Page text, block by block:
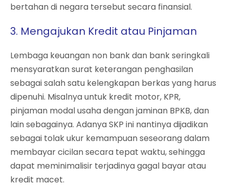
bertahan di negara tersebut secara finansial.
3. Mengajukan Kredit atau Pinjaman
Lembaga keuangan non bank dan bank seringkali
mensyaratkan surat keterangan penghasilan
sebagai salah satu kelengkapan berkas yang harus
dipenuhi. Misalnya untuk kredit motor, KPR,
pinjaman modal usaha dengan jaminan BPKB, dan
lain sebagainya. Adanya SKP ini nantinya dijadikan
sebagai tolak ukur kemampuan seseorang dalam
membayar cicilan secara tepat waktu, sehingga
dapat meminimalisir terjadinya gagal bayar atau
kredit macet.